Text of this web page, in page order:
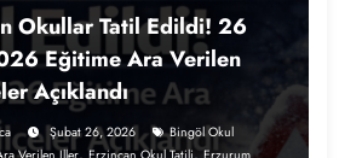
Okullar Tatil Edildi! 26
Eğitime Ara Verilen
Açıklandı
Şubat 26, 2026
Bingöl Okul